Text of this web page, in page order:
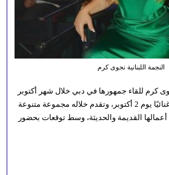
النجمة اللبنانية نجوى كرم
كرم للقاء جمهورها في دبي خلال شهر أكتوبر
المقبل، حيث تحيي حفلًا غنائيًا يوم 2 أكتوبر، وتقدم خلاله مجموعة متنوعة
أعمالها القديمة والحديثة، وسط توقعات بحضور